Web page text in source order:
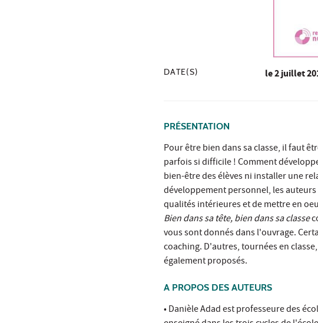
DATE(S) le2 juillet
PRÉSENTATION
Pour être bien dans sa classe, il faut
parfois si difficile ! Comment
bien-être des élèves ni installer une
développement personnel, les
qualités intérieures et de mettre en
Bien dans sa tête, bien dans sa classe
vous sont donnés dans l'ouvrage.
coaching. D'autres, tournées en
également proposés.
A PROPOS DES AUTEURS
• Danièle Adad est professeure des